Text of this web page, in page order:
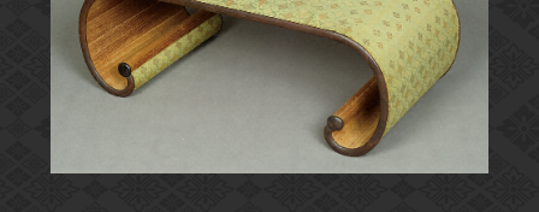
作品一覧
カテゴリで見る
全国の美術館・博物館
媒体資料・関連記事等
博物館、美術館の皆さまへ
文化庁よりご挨拶
今月のみどころ
お知らせ一覧